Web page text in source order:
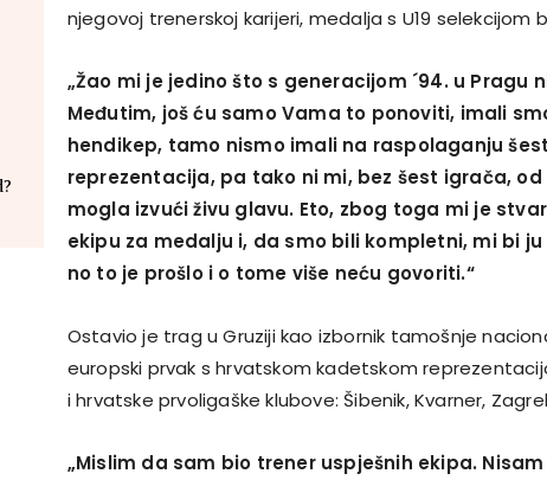
njegovoj trenerskoj karijeri, medalja s U19 selekcijom
„Žao mi je jedino što s generacijom ´94. u Pragu
Međutim, još ću samo Vama to ponoviti, imali
hendikep, tamo nismo imali na raspolaganju
reprezentacija, pa tako ni mi, bez šest igrača,
mogla izvući živu glavu. Eto, zbog toga mi je
ekipu za medalju i, da smo bili kompletni, mi bi ju
no to je prošlo i o tome više neću govoriti.“
Ostavio je trag u Gruziji kao izbornik tamošnje
europski prvak s hrvatskom kadetskom
i hrvatske prvoligaške klubove: Šibenik, Kvarner,
„Mislim da sam bio trener uspješnih ekipa.